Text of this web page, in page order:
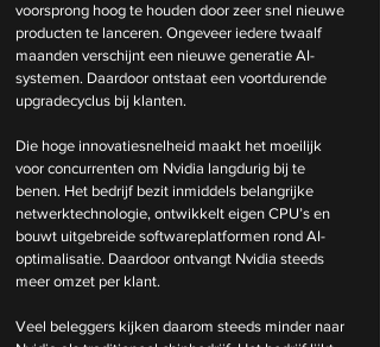
voorsprong hoog te houden door zeer snel nieuwe
producten te lanceren. Ongeveer iedere twaalf
maanden verschijnt een nieuwe generatie AI-
systemen. Daardoor ontstaat een voortdurende
upgradecyclus bij klanten.
Die hoge innovatiesnelheid maakt het moeilijk
voor concurrenten om Nvidia langdurig bij te
benen. Het bedrijf bezit inmiddels belangrijke
netwerktechnologie, ontwikkelt eigen CPU’s en
bouwt uitgebreide softwareplatformen rond AI-
optimalisatie. Daardoor ontvangt Nvidia steeds
meer omzet per klant.
Veel beleggers kijken daarom steeds minder naar